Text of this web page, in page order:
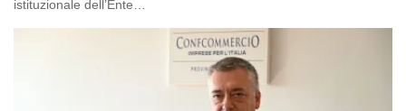
istituzionale dell’Ente…